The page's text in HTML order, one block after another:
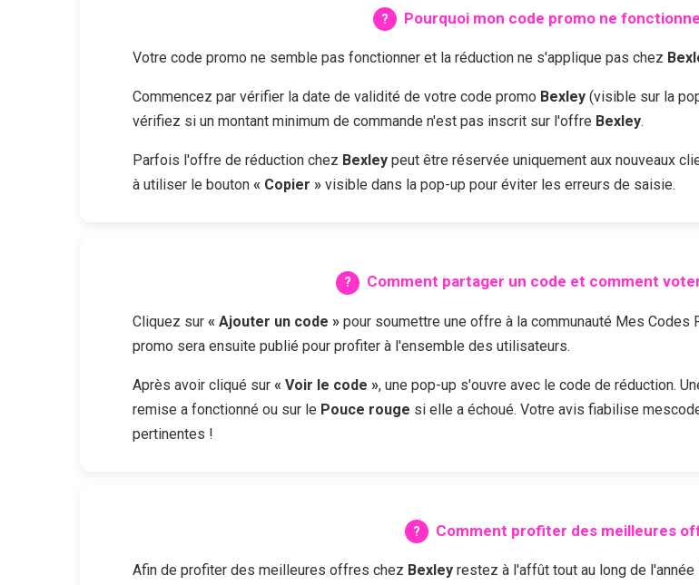
Pourquoi mon code promo ne
Votre code promo ne semble pas fonctionner et la réduction ne s'applique pas chez
Commencez par vérifier la date de validité de votre code promo Bexley (visible sur la
vérifiez si un montant minimum de commande n'est pas inscrit sur l'offre Bexley.
Parfois l'offre de réduction chez Bexley peut être réservée uniquement aux nouveaux
à utiliser le bouton « Copier » visible dans la pop-up pour éviter les erreurs de saisie.
Comment partager un code et comment
Cliquez sur « Ajouter un code » pour soumettre une offre à la communauté Mes
promo sera ensuite publié pour profiter à l'ensemble des utilisateurs.
Après avoir cliqué sur « Voir le code », une pop-up s'ouvre avec le code de réduction.
remise a fonctionné ou sur le Pouce rouge si elle a échoué. Votre avis fiabilise
pertinentes !
Comment profiter des meilleures
Afin de profiter des meilleures offres chez Bexley restez à l'affût tout au long de